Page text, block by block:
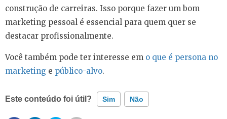
construção de carreiras. Isso porque fazer um bom
marketing pessoal é essencial para quem quer se
destacar profissionalmente.
Você também pode ter interesse em o que é persona no
marketing e público-alvo.
Este conteúdo foi útil? Sim Não